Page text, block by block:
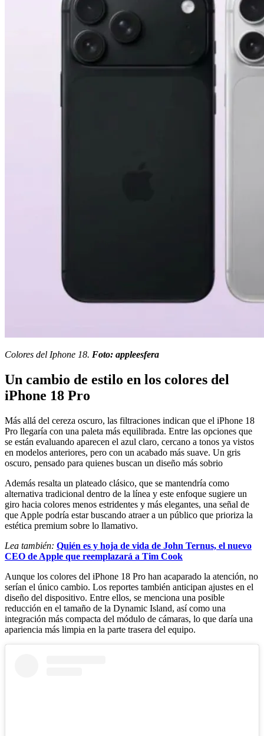
Colores del Iphone 18. Foto: appleesfera
Un cambio de estilo en los colores del
iPhone 18 Pro
Más allá del cereza oscuro, las filtraciones indican que el iPhone 18
Pro llegaría con una paleta más equilibrada. Entre las opciones que
se están evaluando aparecen el azul claro, cercano a tonos ya vistos
en modelos anteriores, pero con un acabado más suave. Un gris
oscuro, pensado para quienes buscan un diseño más sobrio
Además resalta un plateado clásico, que se mantendría como
alternativa tradicional dentro de la línea y este enfoque sugiere un
giro hacia colores menos estridentes y más elegantes, una señal de
que Apple podría estar buscando atraer a un público que prioriza la
estética premium sobre lo llamativo.
Lea también: Quién es y hoja de vida de John Ternus, el nuevo
CEO de Apple que reemplazará a Tim Cook
Aunque los colores del iPhone 18 Pro han acaparado la atención, no
serían el único cambio. Los reportes también anticipan ajustes en el
diseño del dispositivo. Entre ellos, se menciona una posible
reducción en el tamaño de la Dynamic Island, así como una
integración más compacta del módulo de cámaras, lo que daría una
apariencia más limpia en la parte trasera del equipo.